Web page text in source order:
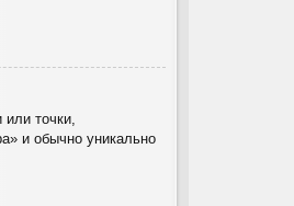
точки,
и обычно уникально